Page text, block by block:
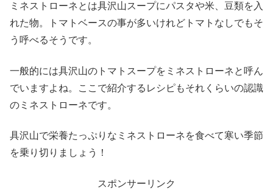
ミネストローネとは具沢山スープにパスタや米、豆類を入
れた物。トマトベースの事が多いけれどトマトなしでもそ
う呼べるそうです。
一般的には具沢山のトマトスープをミネストローネと呼ん
でいますよね。ここで紹介するレシピもそれくらいの認識
のミネストローネです。
具沢山で栄養たっぷりなミネストローネを食べて寒い季節
を乗り切りましょう！
スポンサーリンク